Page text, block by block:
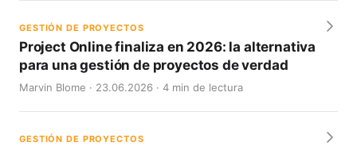
GESTIÓN DE PROYECTOS
Project Online finaliza en 2026: la alternativa
para una gestión de proyectos de verdad
Marvin Blome · 23.06.2026 · 4 min de lectura
GESTIÓN DE PROYECTOS